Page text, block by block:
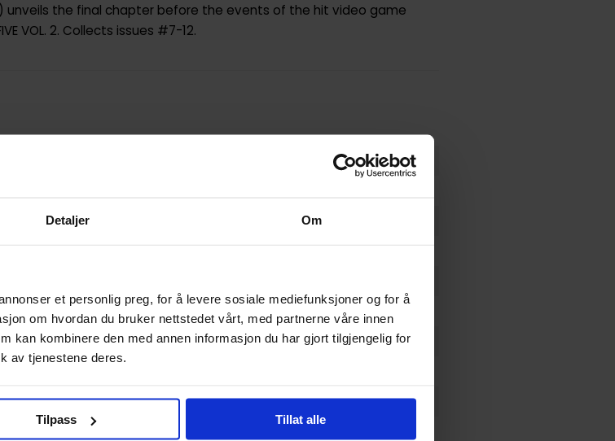
Detaljer Om
et personlig preg, for å levere sosiale mediefunksjoner og for å
om hvordan du bruker nettstedet vårt, med partnerne våre innen
kan kombinere den med annen informasjon du har gjort tilgjengelig for
av tjenestene deres.
Tilpass Tillat alle
unveils the final chapter before the events of the hit video game
VOL. 2. Collects issues #7-12.
USA
Brian Buccellato
Superhelt
DC Comics
27.02.2017